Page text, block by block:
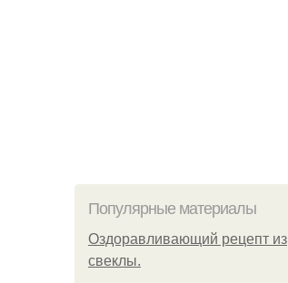
Популярные материалы
Оздоравливающий рецепт из
свеклы.